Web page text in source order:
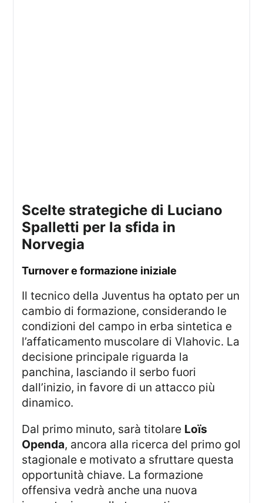
Scelte strategiche di Luciano
Spalletti per la sfida in
Norvegia
Turnover e formazione iniziale
Il tecnico della Juventus ha optato per un
cambio di formazione, considerando le
condizioni del campo in erba sintetica e
l’affaticamento muscolare di Vlahovic. La
decisione principale riguarda la
panchina, lasciando il serbo fuori
dall’inizio, in favore di un attacco più
dinamico.
Dal primo minuto, sarà titolare Loïs
Openda, ancora alla ricerca del primo gol
stagionale e motivato a sfruttare questa
opportunità chiave. La formazione
offensiva vedrà anche una nuova